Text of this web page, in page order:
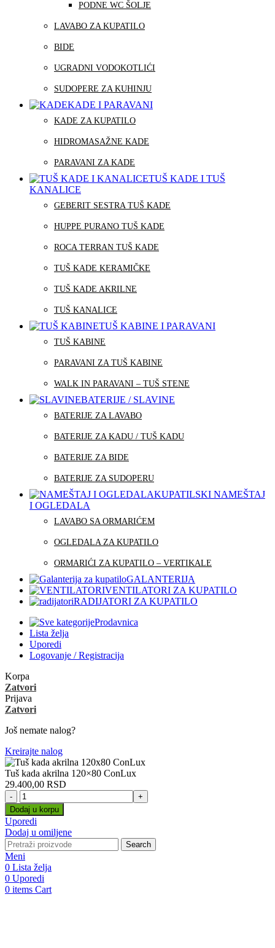
PODNE WC ŠOLJE
LAVABO ZA KUPATILO
BIDE
UGRADNI VODOKOTLIĆI
SUDOPERE ZA KUHINJU
KADE I PARAVANI
KADE ZA KUPATILO
HIDROMASAŽNE KADE
PARAVANI ZA KADE
TUŠ KADE I TUŠ
KANALICE
GEBERIT SESTRA TUŠ KADE
HUPPE PURANO TUŠ KADE
ROCA TERRAN TUŠ KADE
TUŠ KADE KERAMIČKE
TUŠ KADE AKRILNE
TUŠ KANALICE
TUŠ KABINE I PARAVANI
TUŠ KABINE
PARAVANI ZA TUŠ KABINE
WALK IN PARAVANI – TUŠ STENE
BATERIJE / SLAVINE
BATERIJE ZA LAVABO
BATERIJE ZA KADU / TUŠ KADU
BATERIJE ZA BIDE
BATERIJE ZA SUDOPERU
KUPATILSKI NAMEŠTAJ
I OGLEDALA
LAVABO SA ORMARIĆEM
OGLEDALA ZA KUPATILO
ORMARIĆI ZA KUPATILO – VERTIKALE
GALANTERIJA
VENTILATORI ZA KUPATILO
RADIJATORI ZA KUPATILO
Prodavnica
Lista želja
Uporedi
Logovanje / Registracija
Korpa
Zatvori
Prijava
Zatvori
Još nemate nalog?
Kreirajte nalog
Tuš kada akrilna 120×80 ConLux
29.400,00 RSD
Tuš
kada
akrilna
120x80
ConLux
količina
Dodaj u korpu
Uporedi
Dodaj u omiljene
Search
Meni
0 Lista želja
0 Uporedi
0 items Cart